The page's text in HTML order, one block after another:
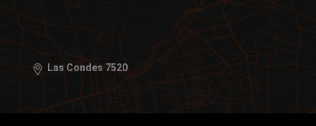
Las Condes 7520